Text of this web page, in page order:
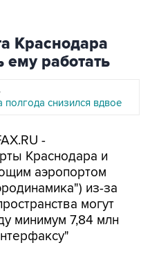
Краснодара
работать
полгода снизился вдвое
-
Краснодара и
аэропортом
из-за
могут
минимум 7,84 млн